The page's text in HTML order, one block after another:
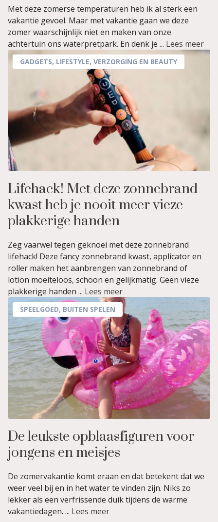
Met deze zomerse temperaturen heb ik al sterk een
vakantie gevoel. Maar met vakantie gaan we deze
zomer waarschijnlijk niet en maken van onze
achtertuin ons waterpretpark. En denk je ... Lees meer
GADGETS, LIFESTYLE, VERZORGING EN BEAUTY
Lifehack! Met deze zonnebrand
kwast heb je nooit meer vieze
plakkerige handen
Zeg vaarwel tegen geknoei met deze zonnebrand
lifehack! Deze fancy zonnebrand kwast, applicator en
roller maken het aanbrengen van zonnebrand of
lotion moeiteloos, schoon en gelijkmatig. Geen vieze
plakkerige handen ... Lees meer
SPEELGOED, BUITEN SPELEN
De leukste opblaasfiguren voor
jongens en meisjes
De zomervakantie komt eraan en dat betekent dat we
weer veel bij en in het water te vinden zijn. Niks zo
lekker als een verfrissende duik tijdens de warme
vakantiedagen. ... Lees meer